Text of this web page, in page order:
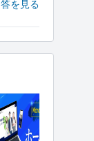
を見る